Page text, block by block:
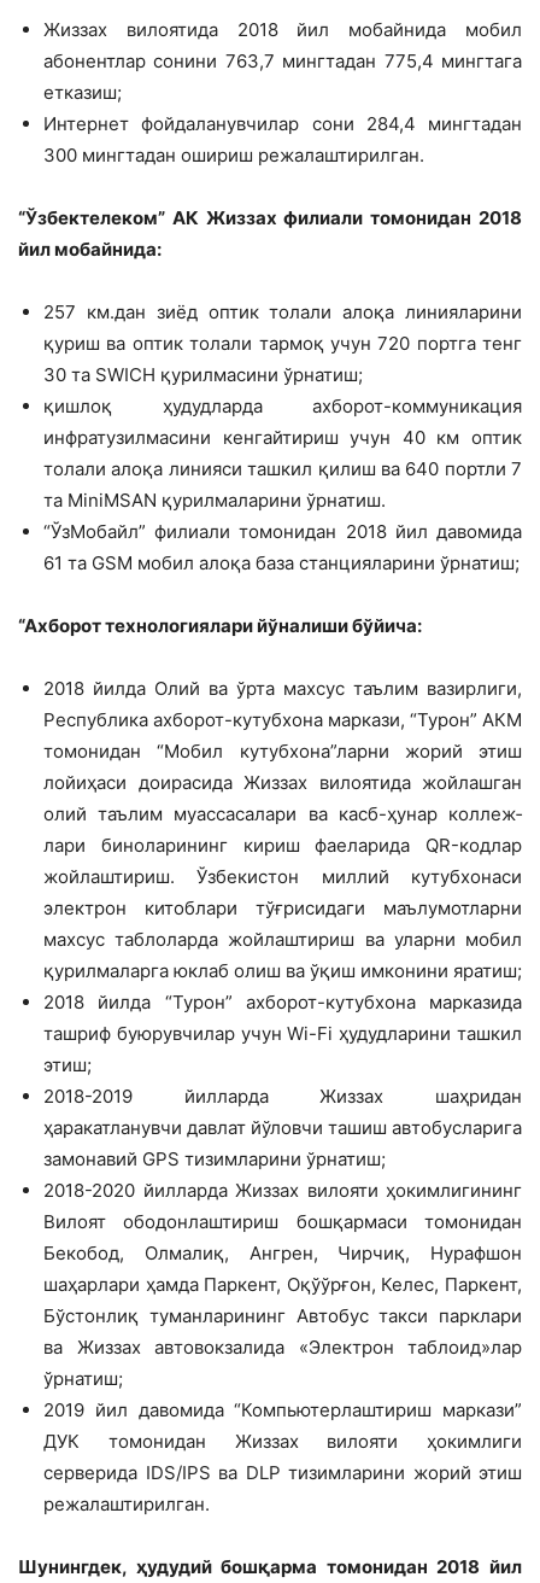
Жиззах вилоятида 2018 йил мобай­нида мобил
абонентлар сонини 763,7 мингтадан 775,4 мингтага
етказиш;
Интернет фойдаланувчилар сони 284,4 мингтадан
300 мингтадан ошириш режалаштирилган.
“Ўзбектелеком” АК Жиззах филиали томонидан 2018
йил мобайнида:
257 км.дан зиёд оптик толали алоқа линияларини
қуриш ва оптик толали тармоқ учун 720 портга тенг
30 та SWICH қурилмасини ўрнатиш;
қишлоқ ҳудудларда ахборот-комму­никация
инфратузилмасини кенгайтириш учун 40 км оптик
толали алоқа лини­яси ташкил қилиш ва 640 портли 7
та MiniMSAN қурилмаларини ўрнатиш.
“ЎзМобайл” филиали томонидан 2018 йил давомида
61 та GSM мобил алоқа база станцияларини ўрнатиш;
“Ахборот технологиялари йўналиши бўйича:
2018 йилда Олий ва ўрта махсус таълим вазирлиги,
Республика ахбо­рот-кутубхона маркази, “Турон” АКМ
томонидан “Мобил кутубхона”ларни жорий этиш
лойиҳаси доирасида Жиз­зах вилоятида жойлашган
олий таълим муассасалари ва касб-ҳунар коллеж­
лари биноларининг кириш фаеларида QR-кодлар
жойлаштириш. Ўзбекистон миллий кутубхонаси
электрон китобла­ри тўғрисидаги маълумотларни
махсус таблоларда жойлаштириш ва уларни мо­бил
қурилмаларга юклаб олиш ва ўқиш имконини яратиш;
2018 йилда “Турон” ахборот-кутубхо­на марказида
ташриф буюрувчилар учун Wi-Fi ҳудудларини ташкил
этиш;
2018-2019 йилларда Жиззах шаҳри­дан
ҳаракатланувчи давлат йўловчи ташиш автобусларига
замонавий GPS тизимларини ўрнатиш;
2018-2020 йилларда Жиззах вилоя­ти ҳокимлигининг
Вилоят ободонлашти­риш бошқармаси томонидан
Бекобод, Олмалиқ, Ангрен, Чирчиқ, Нурафшон
шаҳарлари ҳамда Паркент, Оқўўрғон, Келес, Паркент,
Бўстонлиқ туманлари­нинг Автобус такси парклари
ва Жиззах автовокзалида «Электрон таблоид»лар
ўрнатиш;
2019 йил давомида “Компьютер­лаштириш маркази”
ДУК томонидан Жиззах вилояти ҳокимлиги
серверида IDS/IPS ва DLP тизимларини жорий этиш
режалаштирилган.
Шунингдек, ҳудудий бошқарма томо­нидан 2018 йил